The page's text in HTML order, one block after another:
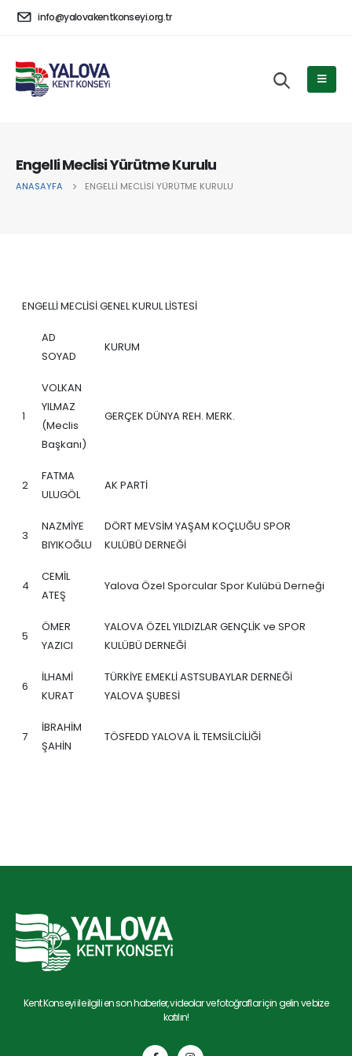
info@yalovakentkonseyi.org.tr
Engelli Meclisi Yürütme Kurulu
ANASAYFA ENGELLI MECLISI YÜRÜTME KURULU
ENGELLİ MECLİSİ GENEL KURUL LİSTESİ
AD
SOYAD
KURUM
1
VOLKAN
YILMAZ
(Meclis
Başkanı)
GERÇEK DÜNYA REH. MERK.
2
FATMA
ULUGÖL
AK PARTİ
3
NAZMİYE
BIYIKOĞLU
DÖRT MEVSİM YAŞAM KOÇLUĞU SPOR
KULÜBÜ DERNEĞİ
4
CEMİL
ATEŞ
Yalova Özel Sporcular Spor Kulübü Derneği
5
ÖMER
YAZICI
YALOVA ÖZEL YILDIZLAR GENÇLİK ve SPOR
KULÜBÜ DERNEĞİ
6
İLHAMİ
KURAT
TÜRKİYE EMEKLİ ASTSUBAYLAR DERNEĞİ
YALOVA ŞUBESİ
7
İBRAHİM
ŞAHİN
TÖSFEDD YALOVA İL TEMSİLCİLİĞİ
Kent Konseyi ile ilgili en son haberler, videolar ve fotoğraflar için gelin ve bize
katılın!